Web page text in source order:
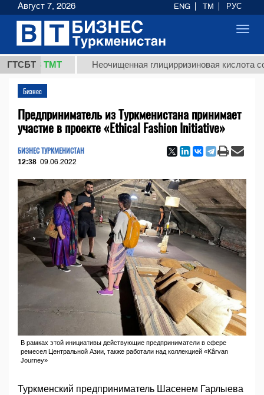
ГТСБТ
ТМТ Неочищенная глицирризиновая кислота
Бизнес
Предприниматель из Туркменистана принимает
участие в проекте «Ethical Fashion Initiative»
БИЗНЕС ТУРКМЕНИСТАН
12:38 09.06.2022
В рамках этой инициативы действующие предприниматели в сфере
ремесел Центральной Азии, также работали над коллекцией «Kârvan
Journey»
Туркменский предприниматель Шасенем Гарлыева
Август 7, 2026 ENG TM РУС